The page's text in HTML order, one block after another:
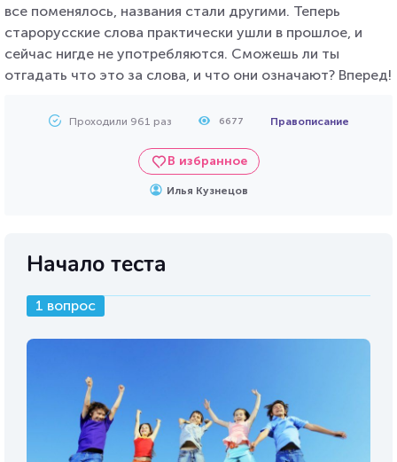
все поменялось, названия стали другими. Теперь
старорусские слова практически ушли в прошлое, и
сейчас нигде не употребляются. Сможешь ли ты
отгадать что это за слова, и что они означают? Вперед!
Проходили 961 раз 6677 Правописание
В избранное
Илья Кузнецов
Начало теста
1 вопрос